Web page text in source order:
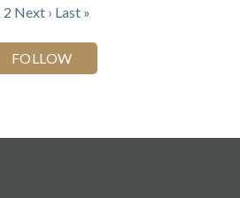
2 Next › Last »